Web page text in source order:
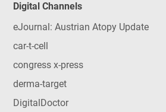
Digital Channels
eJournal: Austrian Atopy Update
car-t-cell
congress x-press
derma-target
DigitalDoctor